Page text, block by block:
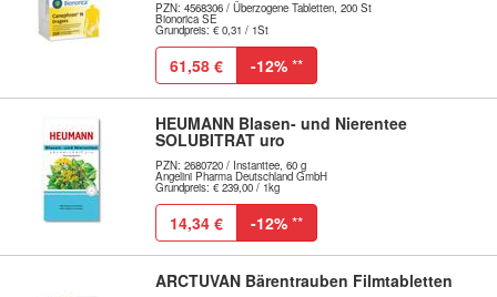
PZN: 4568306 / Überzogene Tabletten, 200 St
Bionorica SE
Grundpreis: € 0,31 / 1St
61,58 € -12% **
HEUMANN Blasen- und Nierentee
SOLUBITRAT uro
PZN: 2680720 / Instanttee, 60 g
Angelini Pharma Deutschland GmbH
Grundpreis: € 239,00 / 1kg
14,34 € -12% **
ARCTUVAN Bärentrauben Filmtabletten